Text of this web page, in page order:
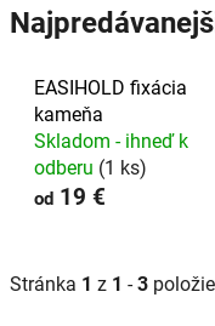
EASIHOLD fixácia
kameňa
Skladom - ihneď k
odberu (1 ks)
od 19 €
Stránka 1 z 1 -3